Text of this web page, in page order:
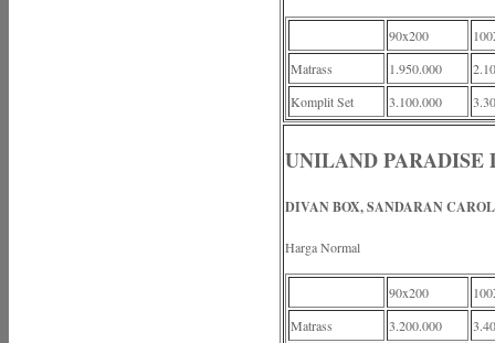
90x200
Matrass
1.950.000
Komplit Set
3.100.000
UNILAND PARADISE
DIVAN BOX, SANDARAN
Harga Normal
90x200
Matrass
3.200.000